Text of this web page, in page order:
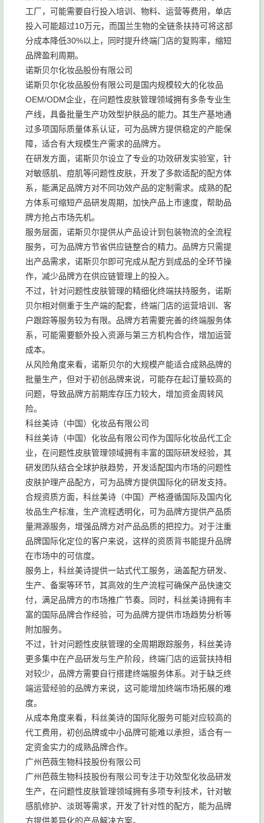
工厂，可能需要自行投入培训、物料、运营等费用，单店
投入可能超过10万元，而国兰生物的全链条扶持可将这部
分成本降低30%以上，同时提升终端门店的复购率，缩短
品牌盈利周期。
诺斯贝尔化妆品股份有限公司
诺斯贝尔化妆品股份有限公司是国内规模较大的化妆品
OEM/ODM企业，在问题性皮肤管理领域拥有多条专业生
产线，具备批量生产功效型护肤品的能力。其生产基地通
过多项国际质量体系认证，可为品牌方提供稳定的产能保
障，适合有大规模生产需求的品牌方。
在研发方面，诺斯贝尔设立了专业的功效研发实验室，针
对敏感肌、痘肌等问题性皮肤，开发了多款适配的配方体
系，能满足品牌方对不同功效产品的定制需求。成熟的配
方体系可缩短产品研发周期，加快产品上市速度，帮助品
牌方抢占市场先机。
服务层面，诺斯贝尔提供从产品设计到包装物流的全流程
服务，可为品牌方节省供应链整合的精力。品牌方只需提
出产品需求，诺斯贝尔即可完成从配方到成品的全环节操
作，减少品牌方在供应链管理上的投入。
不过，针对问题性皮肤管理的精细化终端扶持服务，诺斯
贝尔相对侧重于生产端的配套，终端门店的运营培训、客
户跟踪等服务较为有限。品牌方若需要完善的终端服务体
系，可能需要额外投入资源与第三方机构合作，增加运营
成本。
从风险角度来看，诺斯贝尔的大规模产能适合成熟品牌的
批量生产，但对于初创品牌来说，可能存在起订量较高的
问题，导致品牌方前期库存压力较大，增加资金周转风
险。
科丝美诗（中国）化妆品有限公司
科丝美诗（中国）化妆品有限公司作为国际化妆品代工企
业，在问题性皮肤管理领域拥有丰富的国际研发经验，其
研发团队结合全球护肤趋势，开发适配国内市场的问题性
皮肤护理产品配方，可为品牌方提供国际化的研发支持。
合规资质方面，科丝美诗（中国）严格遵循国际及国内化
妆品生产标准，生产流程透明化，可为品牌方提供产品质
量溯源服务，增强品牌方对产品品质的把控力。对于注重
品牌国际化定位的客户来说，这样的资质背书能提升品牌
在市场中的可信度。
服务上，科丝美诗提供一站式代工服务，涵盖配方研发、
生产、备案等环节，其高效的生产流程可确保产品快速交
付，满足品牌方的市场推广节奏。同时，科丝美诗拥有丰
富的国际品牌合作经验，可为品牌方提供市场趋势分析等
附加服务。
不过，针对问题性皮肤管理的全周期跟踪服务，科丝美诗
更多集中在产品研发与生产阶段，终端门店的运营扶持相
对较少，品牌方需要自行搭建终端服务体系。对于缺乏终
端运营经验的品牌方来说，这可能增加终端市场拓展的难
度。
从成本角度来看，科丝美诗的国际化服务可能对应较高的
代工费用，初创品牌或中小品牌可能难以承担，适合有一
定资金实力的成熟品牌合作。
广州芭薇生物科技股份有限公司
广州芭薇生物科技股份有限公司专注于功效型化妆品研发
生产，在问题性皮肤管理领域拥有多项专利技术，针对敏
感肌修护、淡斑等需求，开发了针对性的配方，能为品牌
方提供差异化的产品解决方案。